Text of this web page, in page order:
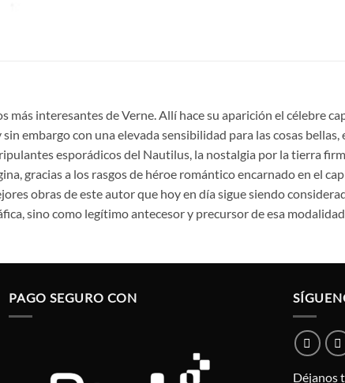
más interesantes de Verne. Allí hace su aparición el célebre
embargo con una elevada sensibilidad para las cosas bellas,
esporádicos del Nautilus, la nostalgia por la tierra
gracias a los rasgos de héroe romántico encarnado en el
obras de este autor que hoy en día sigue siendo
sino como legítimo antecesor y precursor de esa
PAGO SEGURO CON
Déjanos